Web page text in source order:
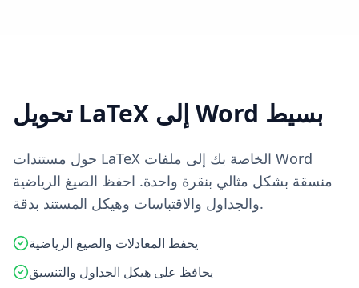
تحويل LaTeX إلى Word بسيط
حول مستندات LaTeX الخاصة بك إلى ملفات Word
منسقة بشكل مثالي بنقرة واحدة. احفظ الصيغ الرياضية
والجداول والاقتباسات وهيكل المستند بدقة.
يحفظ المعادلات والصيغ الرياضية
يحافظ على هيكل الجداول والتنسيق